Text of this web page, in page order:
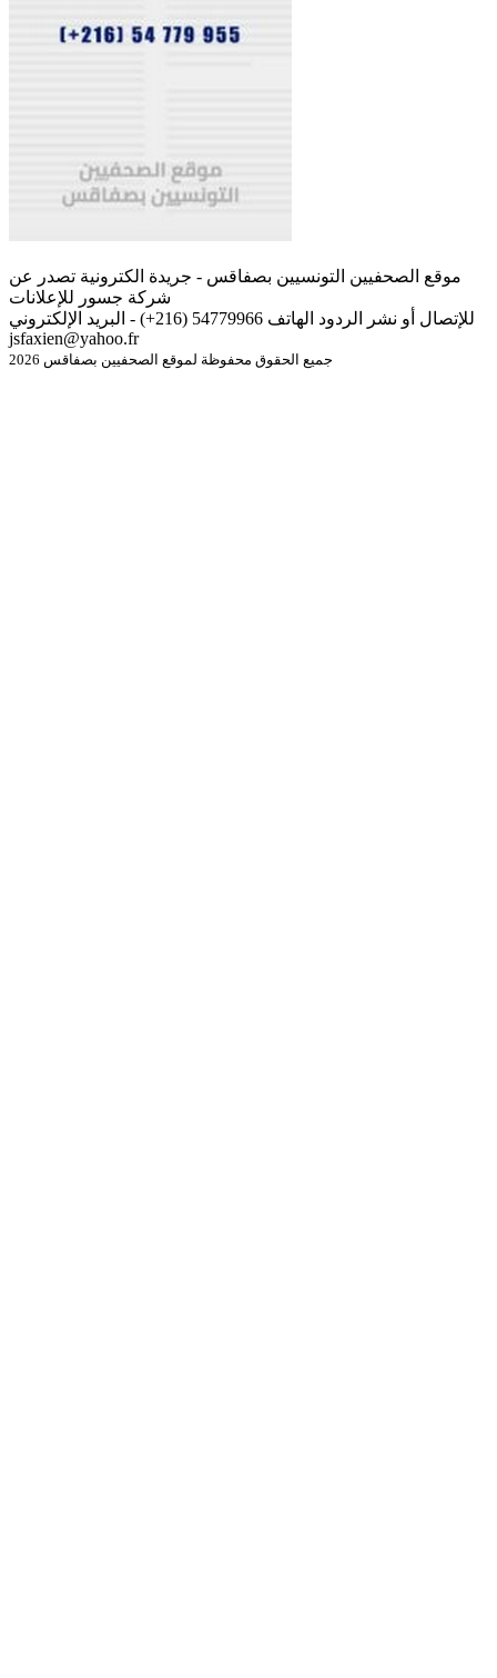
موقع الصحفيين التونسيين بصفاقس - جريدة الكترونية تصدر عن
شركة جسور للإعلانات
للإتصال أو نشر الردود الهاتف 54779966 (216+) - البريد الإلكتروني
jsfaxien@yahoo.fr
جميع الحقوق محفوظة لموقع الصحفيين بصفاقس 2026